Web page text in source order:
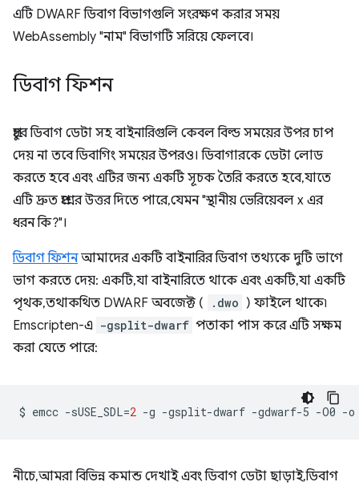
এটি DWARF ডিবাগ বিভাগগুলি সংরক্ষণ করার সময়
WebAssembly "নাম" বিভাগটি সরিয়ে ফেলবে।
ডিবাগ ফিশন
প্রচুর ডিবাগ ডেটা সহ বাইনারিগুলি কেবল বিল্ড সময়ের উপর চাপ
দেয় না তবে ডিবাগিং সময়ের উপরও। ডিবাগারকে ডেটা লোড
করতে হবে এবং এটির জন্য একটি সূচক তৈরি করতে হবে, যাতে
এটি দ্রুত প্রশ্নের উত্তর দিতে পারে, যেমন "স্থানীয় ভেরিয়েবল x এর
ধরন কি?"।
ডিবাগ ফিশনআমাদের একটি বাইনারির ডিবাগ তথ্যকে দুটি ভাগে
ভাগ করতে দেয়: একটি, যা বাইনারিতে থাকে এবং একটি, যা একটি
পৃথক, তথাকথিত DWARF অবজেক্ট (
.dwo ) ফাইলে থাকে৷
Emscripten-এ -gsplit-dwarf পতাকা পাস করে এটি সক্ষম
করা যেতে পারে:
$ emcc -sUSE_SDL=2 -g -gsplit-dwarf -gdwarf-5 -O0 -o
নীচে, আমরা বিভিন্ন কমান্ড দেখাই এবং ডিবাগ ডেটা ছাড়াই, ডিবাগ